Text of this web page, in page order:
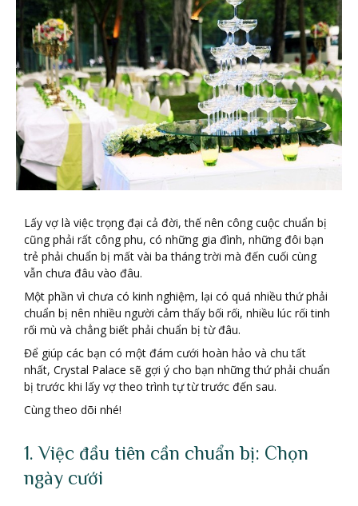
Lấy vợ là việc trọng đại cả đời, thế nên công cuộc chuẩn bị
cũng phải rất công phu, có những gia đình, những đôi bạn
trẻ phải chuẩn bị mất vài ba tháng trời mà đến cuối cùng
vẫn chưa đâu vào đâu.
Một phần vì chưa có kinh nghiệm, lại có quá nhiều thứ phải
chuẩn bị nên nhiều người cảm thấy bối rối, nhiều lúc rối tinh
rối mù và chẳng biết phải chuẩn bị từ đâu.
Để giúp các bạn có một đám cưới hoàn hảo và chu tất
nhất, Crystal Palace sẽ gợi ý cho bạn những thứ phải chuẩn
bị trước khi lấy vợ theo trình tự từ trước đến sau.
Cùng theo dõi nhé!
1. Việc đầu tiên cần chuẩn bị: Chọn
ngày cưới